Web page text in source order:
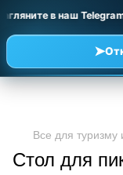
в наш
➤
Все для туризму
Стол для